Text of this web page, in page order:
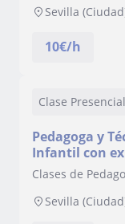
Sevilla
10€/h
Clase Presencial
Pedagoga y
Infantil con
temprana y
Clases de
Sevilla